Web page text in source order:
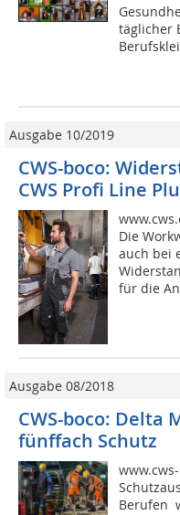
täglicher
Ausgabe 10/2019
CWS-boco:
CWS Profi Line
Die
auch bei
für die
Ausgabe 08/2018
CWS-boco:
fünffach Schutz
Berufen